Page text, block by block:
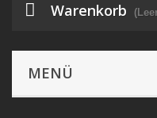
Warenkorb
MENÜ